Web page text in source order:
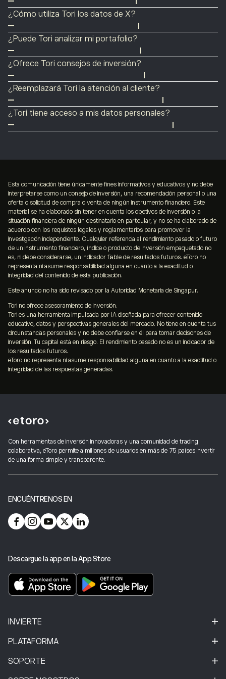
Púlsalo para iniciar una conversación: puedes preguntar
Un portafolio de agente es un portafolio que puedes
crear hablando con Tori. Describes tu estrategia y Tori
te ayuda a desarrollarla y gestionarla, sin que pierdas el
¿Cómo utiliza Tori los datos de X?
Tori utiliza el análisis de opiniones en tiempo real de X,
con tecnología de Grok 4.2, para mostrar lo que está
pasando en el mercado y qué lo impulsa.
¿Puede Tori analizar mi portafolio?
Sí. Tori puede analizar tus inversiones, señalar los riesgos
y ofrecerte información útil basada en tu portafolio.
¿Ofrece Tori consejos de inversión?
No. Tori ofrece datos e información para ayudarte a
tomar decisiones, pero no ofrece asesoramiento
financiero.
¿Reemplazará Tori la atención al cliente?
No. Tori complementa el servicio de atención al cliente
respondiendo a tus preguntas al instante, pero siempre
puedes hablar con un agente cuando lo necesites.
¿Tori tiene acceso a mis datos personales?
Tori utiliza tu portafolio, actividad e historial de
datos se tratan de acuerdo con la política de privacidad
Esta comunicación tiene únicamente fines informativos y educativos y no debe
interpretarse como un consejo de inversión, una recomendación personal o una
oferta o solicitud de compra o venta de ningún instrumento financiero. Este
material se ha elaborado sin tener en cuenta los objetivos de inversión o la
situación financiera de ningún destinatario en particular, y no se ha elaborado de
acuerdo con los requisitos legales y reglamentarios para promover la
investigación independiente. Cualquier referencia al rendimiento pasado o futuro
de un instrumento financiero, índice o producto de inversión empaquetado no
es, ni debe considerarse, un indicador fiable de resultados futuros. eToro no
representa ni asume responsabilidad alguna en cuanto a la exactitud o
integridad del contenido de esta publicación.
Este anuncio no ha sido revisado por la Autoridad Monetaria de Singapur.
Tori no ofrece asesoramiento de inversión.
Tori es una herramienta impulsada por IA diseñada para ofrecer contenido
educativo, datos y perspectivas generales del mercado. No tiene en cuenta tus
circunstancias personales y no debe confiarse en él para tomar decisiones de
inversión. Tu capital está en riesgo. El rendimiento pasado no es un indicador de
los resultados futuros.
eToro no representa ni asume responsabilidad alguna en cuanto a la exactitud o
integridad de las respuestas generadas.
Con herramientas de inversión innovadoras y una comunidad de trading
colaborativa, eToro permite a millones de usuarios en más de 75 países invertir
de una forma simple y transparente.
ENCUÉNTRENOS EN
Descargue la app en la App Store
INVIERTE
PLATAFORMA
SOPORTE